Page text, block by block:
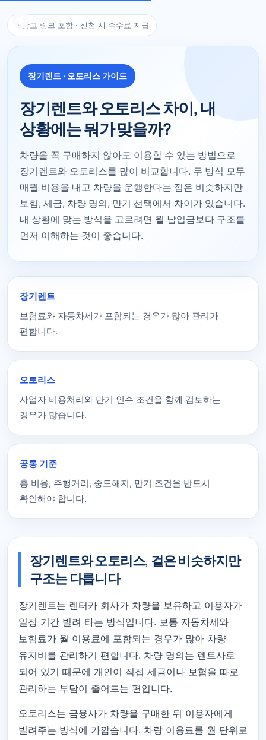
※ 광고 링크 포함 · 신청 시 수수료 지급
장기렌트 · 오토리스 가이드
장기렌트와 오토리스 차이, 내
상황에는 뭐가 맞을까?
차량을 꼭 구매하지 않아도 이용할 수 있는 방법으로
장기렌트와 오토리스를 많이 비교합니다. 두 방식 모두
매월 비용을 내고 차량을 운행한다는 점은 비슷하지만
보험, 세금, 차량 명의, 만기 선택에서 차이가 있습니다.
내 상황에 맞는 방식을 고르려면 월 납입금보다 구조를
먼저 이해하는 것이 좋습니다.
장기렌트
보험료와 자동차세가 포함되는 경우가 많아 관리가
편합니다.
오토리스
사업자 비용처리와 만기 인수 조건을 함께 검토하는
경우가 많습니다.
공통 기준
총 비용, 주행거리, 중도해지, 만기 조건을 반드시
확인해야 합니다.
장기렌트와 오토리스, 겉은 비슷하지만
구조는 다릅니다
장기렌트는 렌터카 회사가 차량을 보유하고 이용자가
일정 기간 빌려 타는 방식입니다. 보통 자동차세와
보험료가 월 이용료에 포함되는 경우가 많아 차량
유지비를 관리하기 편합니다. 차량 명의는 렌트사로
되어 있기 때문에 개인이 직접 세금이나 보험을 따로
관리하는 부담이 줄어드는 편입니다.
오토리스는 금융사가 차량을 구매한 뒤 이용자에게
빌려주는 방식에 가깝습니다. 차량 이용료를 월 단위로